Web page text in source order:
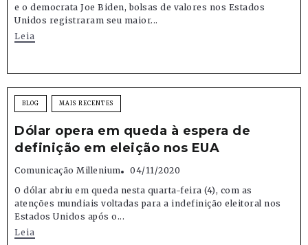
e o democrata Joe Biden, bolsas de valores nos Estados
Unidos registraram seu maior...
Leia
BLOG MAIS RECENTES
Dólar opera em queda à espera de
definição em eleição nos EUA
Comunicação Millenium
04/11/2020
O dólar abriu em queda nesta quarta-feira (4), com as
atenções mundiais voltadas para a indefinição eleitoral nos
Estados Unidos após o...
Leia